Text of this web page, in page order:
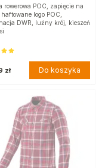
rowerowa POC, zapięcie na
logo POC,
DWR, luźny krój, kieszeń
zł Do koszyka